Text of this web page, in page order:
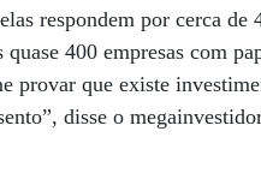
respondem por cerca de
400 empresas com
provar que existe
disse o